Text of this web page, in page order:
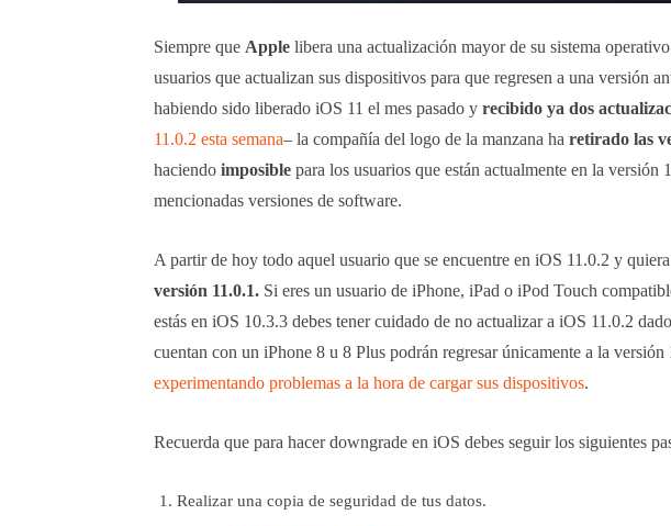
Siempre que Apple libera una actualización mayor de su sistema
usuarios que actualizan sus dispositivos para que regresen a una versión
habiendo sido liberado iOS 11 el mes pasado y recibido ya dos
11.0.2 esta semana– la compañía del logo de la manzana ha retirado las
haciendo imposible para los usuarios que están actualmente en la versión
mencionadas versiones de software.
A partir de hoy todo aquel usuario que se encuentre en iOS 11.0.2 y
versión 11.0.1. Si eres un usuario de iPhone, iPad o iPod Touch
estás en iOS 10.3.3 debes tener cuidado de no actualizar a iOS 11.0.2
cuentan con un iPhone 8 u 8 Plus podrán regresar únicamente a la versión
experimentando problemas a la hora de cargar sus dispositivos.
Recuerda que para hacer downgrade en iOS debes seguir los siguientes
Realizar una copia de seguridad de tus datos.